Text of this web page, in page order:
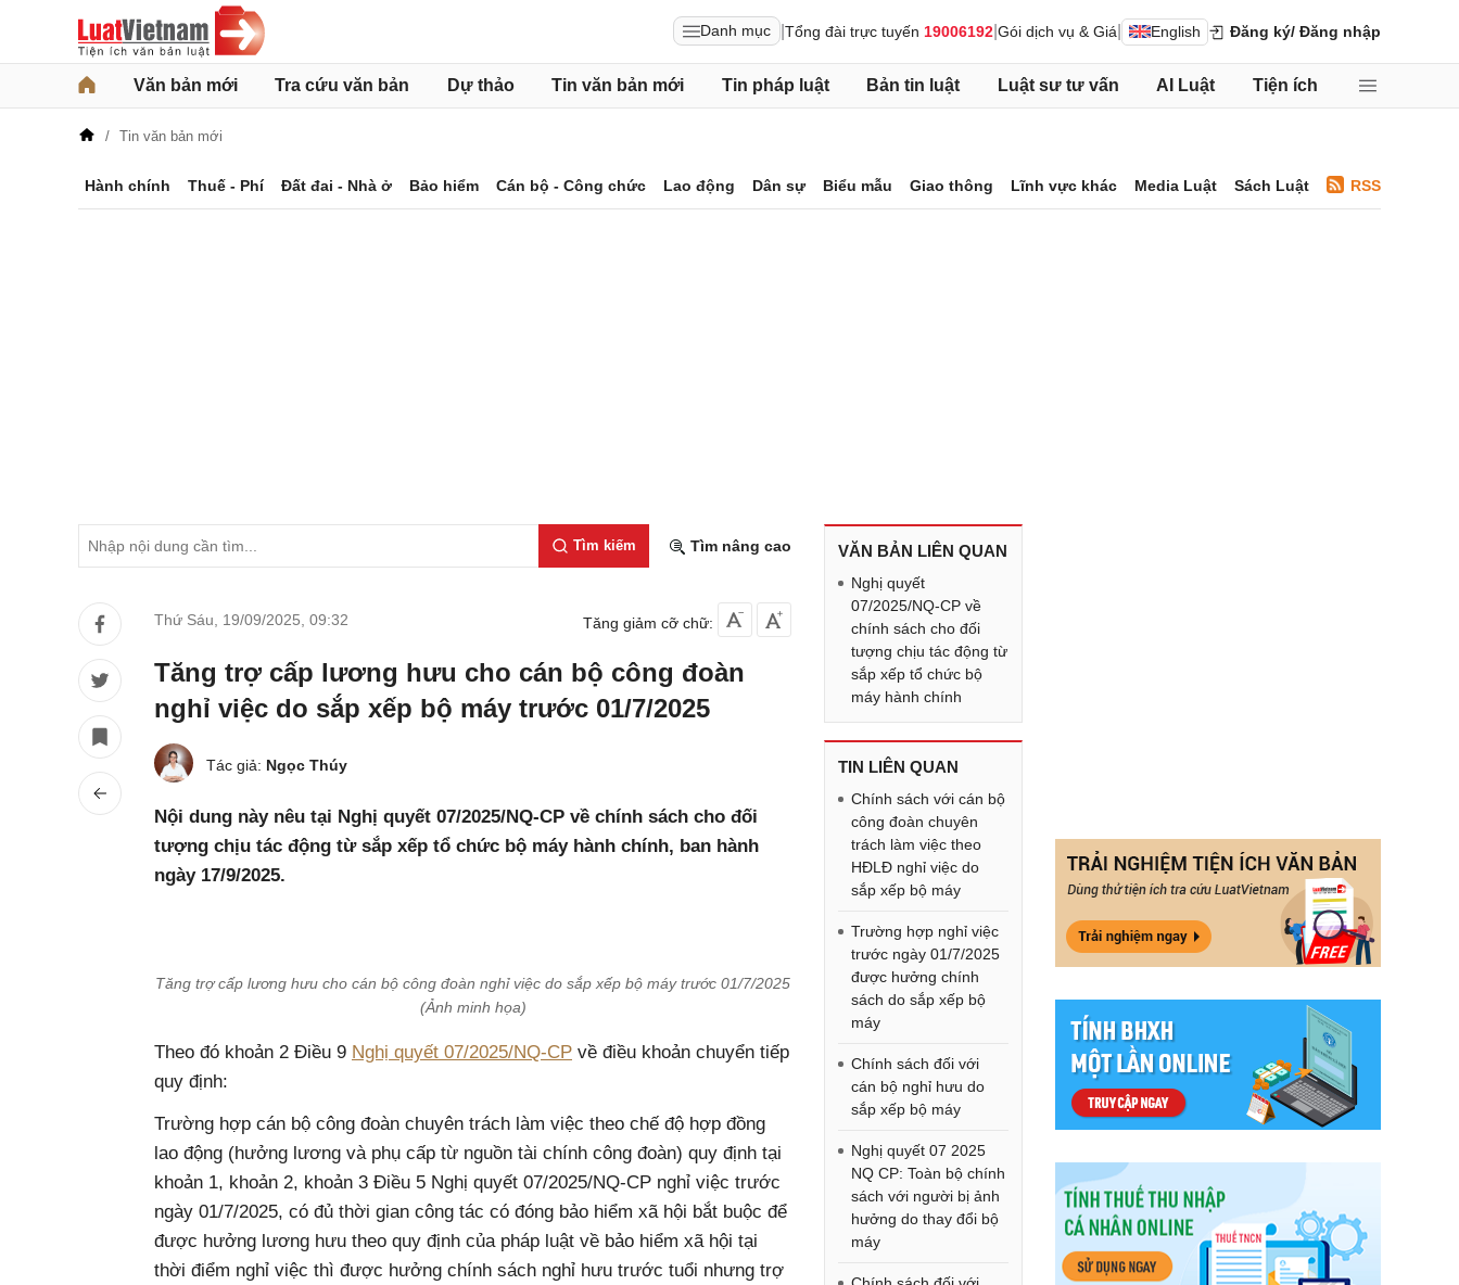
Danh mục Tổng đài trực tuyến 19006192 Gói dịch vụ & Giá English Đăng ký/ Đăng nhập
Văn bản mới Tra cứu văn bản Dự thảo Tin văn bản mới Tin pháp luật Bản tin luật Luật sư tư vấn AI Luật Tiện ích
Tin văn bản mới
Hành chính Thuế - Phí Đất đai - Nhà ở Bảo hiểm Cán bộ - Công chức Lao động Dân sự Biểu mẫu Giao thông Lĩnh vực khác Media Luật Sách Luật RSS
Tìm kiếm Tìm nâng cao
Thứ Sáu, 19/09/2025 09:32 Tăng giảm cỡ chữ:
Tăng trợ cấp lương hưu cho cán bộ công đoàn
nghỉ việc do sắp xếp bộ máy trước 01/7/2025
Tác giả: Ngọc Thúy
Nội dung này nêu tại Nghị quyết 07/2025/NQ-CP về chính sách cho đối
tượng chịu tác động từ sắp xếp tổ chức bộ máy hành chính, ban hành
ngày 17/9/2025.
Tăng trợ cấp lương hưu cho cán bộ công đoàn nghỉ việc do sắp xếp bộ máy trước 01/7/2025
(Ảnh minh họa)
Theo đó khoản 2 Điều 9 Nghị quyết 07/2025/NQ-CP về điều khoản chuyển tiếp
quy định:
Trường hợp cán bộ công đoàn chuyên trách làm việc theo chế độ hợp đồng
lao động (hưởng lương và phụ cấp từ nguồn tài chính công đoàn) quy định tại
khoản 1, khoản 2, khoản 3 Điều 5 Nghị quyết 07/2025/NQ-CP nghỉ việc trước
ngày 01/7/2025, có đủ thời gian công tác có đóng bảo hiểm xã hội bắt buộc để
được hưởng lương hưu theo quy định của pháp luật về bảo hiểm xã hội tại
thời điểm nghỉ việc thì được hưởng chính sách nghỉ hưu trước tuổi nhưng trợ
VĂN BẢN LIÊN QUAN
Nghị quyết
07/2025/NQ-CP về
chính sách cho đối
tượng chịu tác động từ
sắp xếp tổ chức bộ
máy hành chính
TIN LIÊN QUAN
Chính sách với cán bộ
công đoàn chuyên
trách làm việc theo
HĐLĐ nghỉ việc do
sắp xếp bộ máy
Trường hợp nghỉ việc
trước ngày 01/7/2025
được hưởng chính
sách do sắp xếp bộ
máy
Chính sách đối với
cán bộ nghỉ hưu do
sắp xếp bộ máy
Nghị quyết 07 2025
NQ CP: Toàn bộ chính
sách với người bị ảnh
hưởng do thay đổi bộ
máy